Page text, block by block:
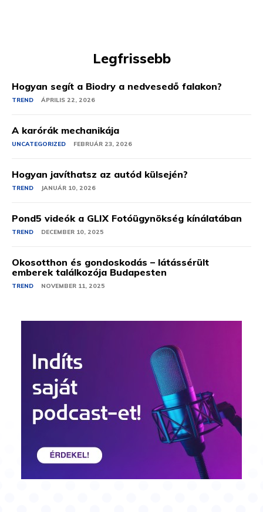
Legfrissebb
Hogyan segít a Biodry a nedvesedő falakon?
TREND ÁPRILIS 22, 2026
A karórák mechanikája
UNCATEGORIZED FEBRUÁR 23, 2026
Hogyan javíthatsz az autód külsején?
TREND JANUÁR 10, 2026
Pond5 videók a GLIX Fotóügynökség kínálatában
TREND DECEMBER 10, 2025
Okosotthon és gondoskodás – látássérült
emberek találkozója Budapesten
TREND NOVEMBER 11, 2025